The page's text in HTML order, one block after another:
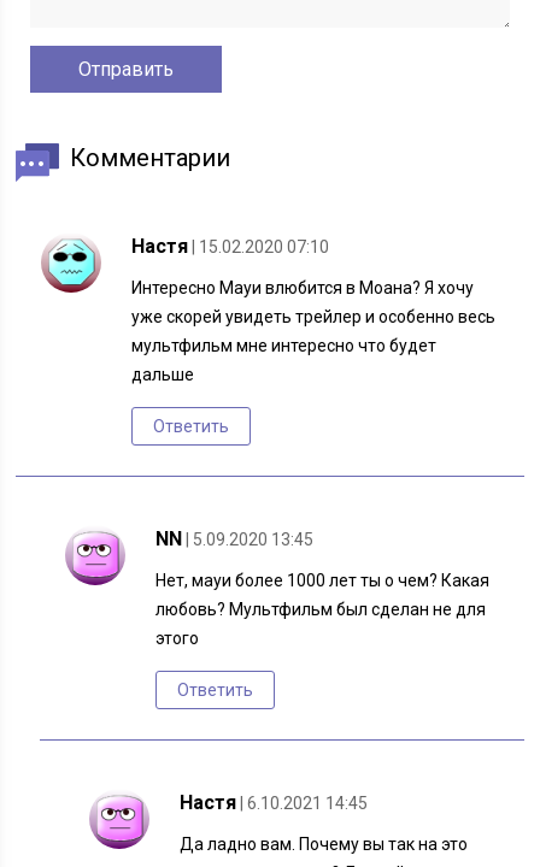
Комментарии
Настя | 15.02.2020 07:10
Интересно Мауи влюбится в Моана? Я хочу
уже скорей увидеть трейлер и особенно весь
мультфильм мне интересно что будет
дальше
Ответить
NN | 5.09.2020 13:45
Нет, мауи более 1000 лет ты о чем? Какая
любовь? Мультфильм был сделан не для
этого
Ответить
Настя | 6.10.2021 14:45
Да ладно вам. Почему вы так на это